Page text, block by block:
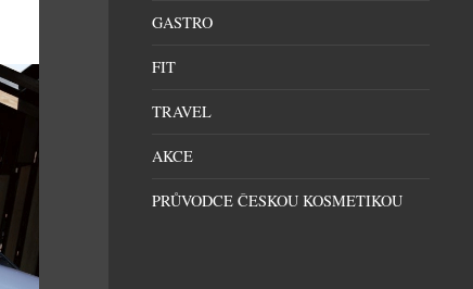
GASTRO
FIT
TRAVEL
AKCE
PRŮVODCE ČESKOU KOSMETIKOU